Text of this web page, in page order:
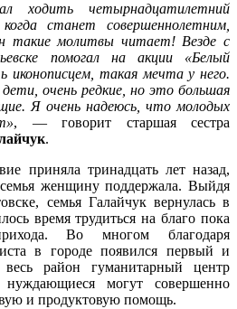
четырнадцатилетний
станет совершеннолетним,
такие молитвы читает! Везде с
помогал на акции «Белый
такая мечта у него.
очень редкие, но это большая
Я очень надеюсь, что молодых
, — говорит старшая сестра
.
приняла тринадцать лет назад,
семья женщину поддержала. Выйдя
семья Галайчук вернулась в
время трудиться на благо пока
Во многом благодаря
в городе появился первый и
район гуманитарный центр
могут совершенно
и продуктовую помощь.